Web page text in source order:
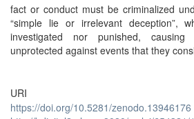
fact or conduct must be criminalized
“simple lie or irrelevant deception”,
investigated nor punished,
unprotected against events that they
URI
https://doi.org/10.5281/zenodo.13946176